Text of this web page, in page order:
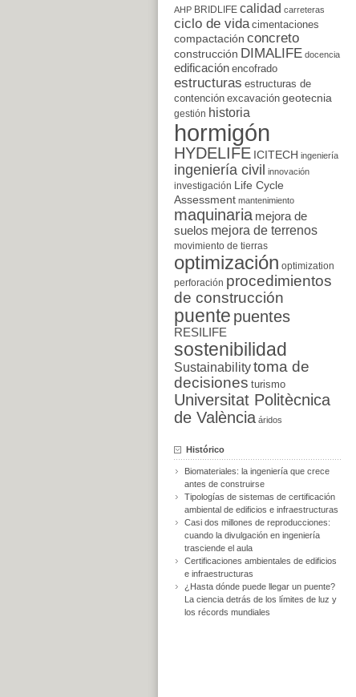
AHP BRIDLIFE calidad carreteras
ciclo de vida cimentaciones
compactación concreto
construcción DIMALIFE docencia
edificación encofrado
estructuras estructuras de
contención excavación geotecnia
gestión historia
hormigón
HYDELIFE ICITECH ingeniería
ingeniería civil innovación
investigación
Life Cycle
Assessment mantenimiento
maquinaria mejora de
suelos mejora de terrenos
movimiento de tierras
optimización optimization
perforación procedimientos
de construcción
puente puentes
RESILIFE
sostenibilidad
Sustainabilitytoma de
decisiones turismo
Universitat Politècnica
de València áridos
Histórico
Biomateriales: la ingeniería que crece
antes de construirse
Tipologías de sistemas de certificación
ambiental de edificios e infraestructuras
Casi dos millones de reproducciones:
cuando la divulgación en ingeniería
trasciende el aula
Certificaciones ambientales de edificios
e infraestructuras
¿Hasta dónde puede llegar un puente?
La ciencia detrás de los límites de luz y
los récords mundiales